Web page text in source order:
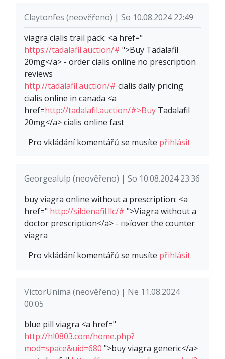
Claytonfes (neověřeno) | So 10.08.2024 22:49
viagra cialis trail pack: <a href="
https://tadalafil.auction/# ">Buy Tadalafil
20mg</a> - order cialis online no prescription
reviews
http://tadalafil.auction/# cialis daily pricing
cialis online in canada <a
href=http://tadalafil.auction/#>Buy Tadalafil
20mg</a> cialis online fast
Pro vkládání komentářů se musíte přihlásit
Georgealulp (neověřeno) | So 10.08.2024 23:36
buy viagra online without a prescription: <a
href=" http://sildenafil.llc/# ">Viagra without a
doctor prescription</a> - п»їover the counter
viagra
Pro vkládání komentářů se musíte přihlásit
VictorUnima (neověřeno) | Ne 11.08.2024
00:05
blue pill viagra <a href="
http://hl0803.com/home.php?
mod=space&uid=680 ">buy viagra generic</a>